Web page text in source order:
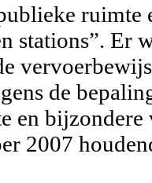
stations”. Er
de
en
2007